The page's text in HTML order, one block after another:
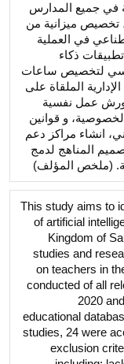
في جميع المدارس
تخصيص ميزانية من
في العملية
ذكاء
لتخصيص ساعات
الملقاة على
ورش عمل نفسية
و قوانين
انشاء مراكز دعم
المناهج لدمج
(ملخص المؤلف)
This study aims to
of artificial
Kingdom of
studies and
on teachers in
conducted of all
2020
educational
studies, 24 were
exclusion